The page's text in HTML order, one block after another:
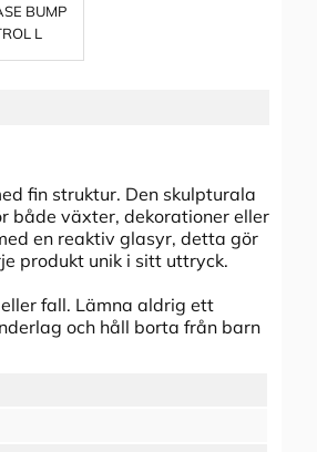
BUMP
L
fin struktur. Den skulpturala
både växter, dekorationer eller
en reaktiv glasyr, detta gör
produkt unik i sitt uttryck.
fall. Lämna aldrig ett
och håll borta från barn